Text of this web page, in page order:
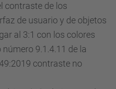
contraste de los
de usuario y de objetos
al 3:1 con los colores
9.1.4.11 de la
contraste no